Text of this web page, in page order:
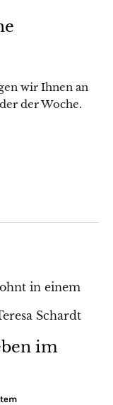
wir Ihnen an
der Woche.
im